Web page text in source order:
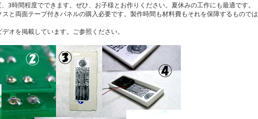
3時間程度でできます。ぜひ、お子様とお作りください。夏休みの工作にも最適です。
スと両面テープ付きパネルの購入必要です。製作時間も材料費もそれを保障するものでは
オを掲載しています。ご参照ください。